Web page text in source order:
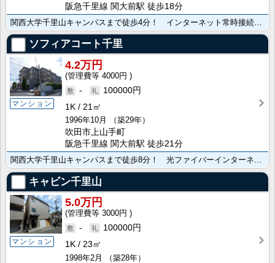
阪急千里線 関大前駅 徒歩18分
ソフィアコート千里
マンション
4.2万円
4000円
-
100000円
1K
21㎡
1996年10月
（築29年）
吹田市上山手町
阪急千里線 関大前駅 徒歩21分
キャビン千里山
マンション
5.0万円
3000円
-
100000円
1K
23㎡
1998年2月
（築28年）